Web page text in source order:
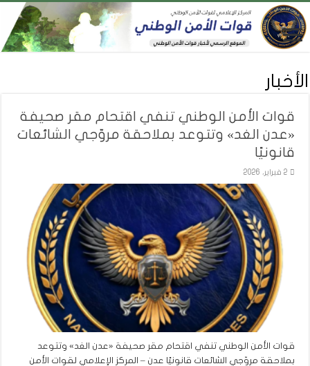
الأخبار
قوات الأمن الوطني تنفي اقتحام مقر صحيفة
«عدن الغد» وتتوعد بملاحقة مروّجي الشائعات
قانونيًا
2 فبراير، 2026
قوات الأمن الوطني تنفي اقتحام مقر صحيفة «عدن الغد» وتتوعد
بملاحقة مروّجي الشائعات قانونيًا عدن – المركز الإعلامي لقوات الأمن